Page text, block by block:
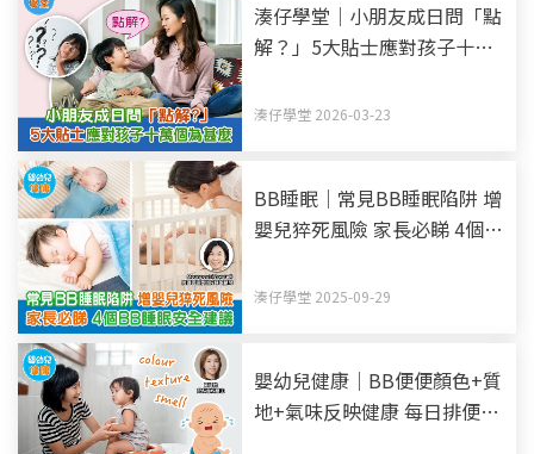
湊仔學堂｜小朋友成日問「點
解？」5大貼士應對孩子十萬
湊仔學堂 2026-03-23
BB睡眠｜常見BB睡眠陷阱 增
嬰兒猝死風險 家長必睇 4個
湊仔學堂 2025-09-29
嬰幼兒健康｜BB便便顏色+質
地+氣味反映健康 每日排便幾